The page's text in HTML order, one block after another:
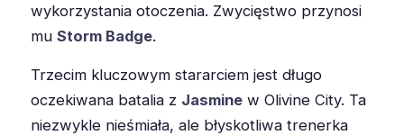
wykorzystania otoczenia. Zwycięstwo przynosi
mu Storm Badge.
Trzecim kluczowym stararciem jest długo
oczekiwana batalia z Jasmine w Olivine City. Ta
niezwykle nieśmiała, ale błyskotliwa trenerka